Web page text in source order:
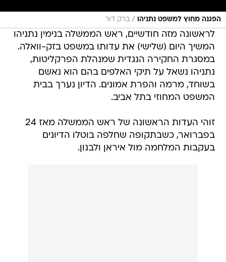
הפגנה מחוץ למשפט נתניהו / ברק דור
לראשונה מזה חודשיים, ראש הממשלה בנימין נתניהו
המשיך היום (שלישי) את עדותו במשפט בזק-וואלה.
במסגרת החקירה הנגדית שמנהלת הפרקליטות,
נתניהו נשאל על תיקי האלפים בהם הוא נאשם
בשוחד, מרמה והפרת אמונים. הדיון נערך בבית
המשפט המחוזי בתל אביב.
זוהי העדות הראשונה של ראש הממשלה מאז 24
בפברואר, כשבתקופה שחלפה בוטלו הדיונים
בעקבות המלחמה מול איראן ולבנון.